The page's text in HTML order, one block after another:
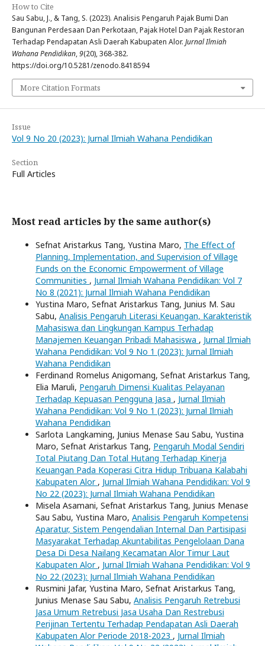
How to Cite
Sau Sabu, J., & Tang, S. (2023). Analisis Pengaruh Pajak Bumi Dan
Bangunan Perdesaan Dan Perkotaan, Pajak Hotel Dan Pajak Restoran
Terhadap Pendapatan Asli Daerah Kabupaten Alor. Jurnal Ilmiah
Wahana Pendidikan,9(20), 368-382.
https://doi.org/10.5281/zenodo.8418594
More Citation Formats
Issue
Vol 9 No 20 (2023): Jurnal Ilmiah Wahana Pendidikan
Section
Full Articles
Most read articles by the same author(s)
Sefnat Aristarkus Tang, Yustina Maro, The Effect of
Planning, Implementation, and Supervision of Village
Funds on the Economic Empowerment of Village
Communities , Jurnal Ilmiah Wahana Pendidikan: Vol 7
No 8 (2021): Jurnal Ilmiah Wahana Pendidikan
Yustina Maro, Sefnat Aristarkus Tang, Junius M. Sau
Sabu, Analisis Pengaruh Literasi Keuangan, Karakteristik
Mahasiswa dan Lingkungan Kampus Terhadap
Manajemen Keuangan Pribadi Mahasiswa , Jurnal Ilmiah
Wahana Pendidikan: Vol 9 No 1 (2023): Jurnal Ilmiah
Wahana Pendidikan
Ferdinand Romelus Anigomang, Sefnat Aristarkus Tang,
Elia Maruli, Pengaruh Dimensi Kualitas Pelayanan
Terhadap Kepuasan Pengguna Jasa , Jurnal Ilmiah
Wahana Pendidikan: Vol 9 No 1 (2023): Jurnal Ilmiah
Wahana Pendidikan
Sarlota Langkaming, Junius Menase Sau Sabu, Yustina
Maro, Sefnat Aristarkus Tang, Pengaruh Modal Sendiri
Total Piutang Dan Total Hutang Terhadap Kinerja
Keuangan Pada Koperasi Citra Hidup Tribuana Kalabahi
Kabupaten Alor , Jurnal Ilmiah Wahana Pendidikan: Vol 9
No 22 (2023): Jurnal Ilmiah Wahana Pendidikan
Misela Asamani, Sefnat Aristarkus Tang, Junius Menase
Sau Sabu, Yustina Maro, Analisis Pengaruh Kompetensi
Aparatur, Sistem Pengendalian Internal Dan Partisipasi
Masyarakat Terhadap Akuntabilitas Pengelolaan Dana
Desa Di Desa Nailang Kecamatan Alor Timur Laut
Kabupaten Alor , Jurnal Ilmiah Wahana Pendidikan: Vol 9
No 22 (2023): Jurnal Ilmiah Wahana Pendidikan
Rusmini Jafar, Yustina Maro, Sefnat Aristarkus Tang,
Junius Menase Sau Sabu, Analisis Pengaruh Retrebusi
Jasa Umum Retrebusi Jasa Usaha Dan Restrebusi
Perijinan Tertentu Terhadap Pendapatan Asli Daerah
Kabupaten Alor Periode 2018-2023 , Jurnal Ilmiah